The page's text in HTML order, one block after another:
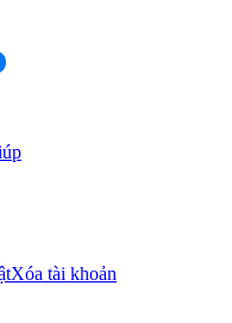
Xóa tài khoản